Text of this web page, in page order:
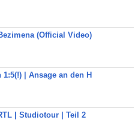
(Official Video)
1:5(!) | Ansage an den H
| Studiotour | Teil 2